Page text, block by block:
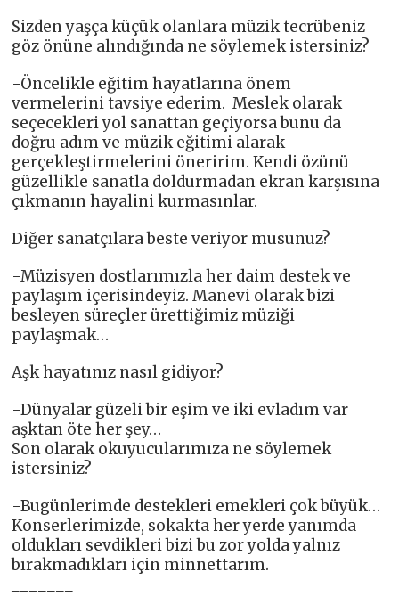
Sizden yaşça küçük olanlara müzik tecrübeniz
göz önüne alındığında ne söylemek istersiniz?
-Öncelikle eğitim hayatlarına önem
vermelerini tavsiye ederim. Meslek olarak
seçecekleri yol sanattan geçiyorsa bunu da
doğru adım ve müzik eğitimi alarak
gerçekleştirmelerini öneririm. Kendi özünü
güzellikle sanatla doldurmadan ekran karşısına
çıkmanın hayalini kurmasınlar.
Diğer sanatçılara beste veriyor musunuz?
-Müzisyen dostlarımızla her daim destek ve
paylaşım içerisindeyiz. Manevi olarak bizi
besleyen süreçler ürettiğimiz müziği
paylaşmak…
Aşk hayatınız nasıl gidiyor?
-Dünyalar güzeli bir eşim ve iki evladım var
aşktan öte her şey…
Son olarak okuyucularımıza ne söylemek
istersiniz?
-Bugünlerimde destekleri emekleri çok büyük…
Konserlerimizde, sokakta her yerde yanımda
oldukları sevdikleri bizi bu zor yolda yalnız
bırakmadıkları için minnettarım.